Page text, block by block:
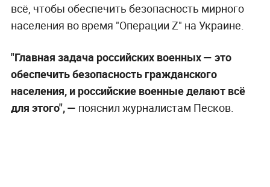
всё, чтобы обеспечить безопасность мирного
населения во время "Операции Z" на Украине.
"Главная задача российских военных — это
обеспечить безопасность гражданского
населения, и российские военные делают всё
для этого", — пояснил журналистам Песков.